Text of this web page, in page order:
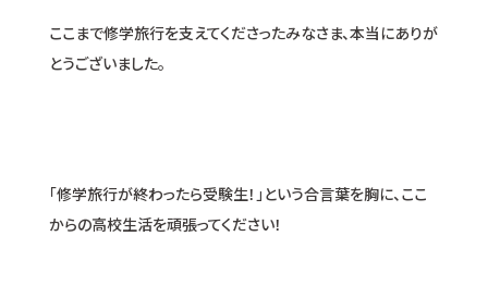
ここまで修学旅行を支えてくださったみなさま、本当にありが
とうございました。
「修学旅行が終わったら受験生！」という合言葉を胸に、ここ
からの高校生活を頑張ってください！